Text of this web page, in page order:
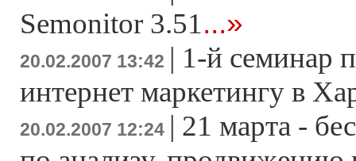
Semonitor 3.51...»
20.02.2007 13:42 | 1-й семинар
интернет маркетингу в
20.02.2007 12:24 | 21 марта -